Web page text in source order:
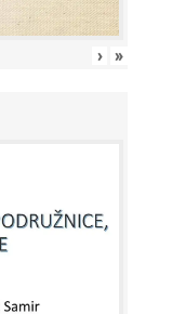
› »